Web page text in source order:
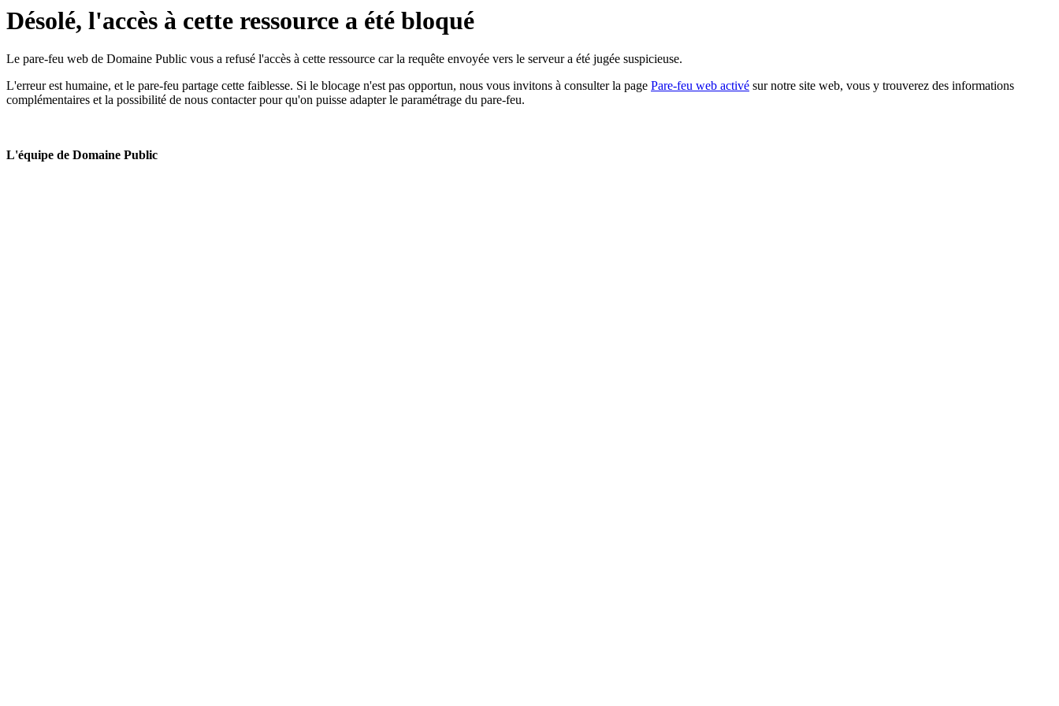
Désolé, l'accès à cette ressource a été bloqué
Le pare-feu web de Domaine Public vous a refusé l'accès à cette ressource car la requête envoyée vers le serveur a été jugée suspicieuse.
L'erreur est humaine, et le pare-feu partage cette faiblesse. Si le blocage n'est pas opportun, nous vous invitons à consulter la page Pare-feu web activé sur notre site web, vous y trouverez des informations
complémentaires et la possibilité de nous contacter pour qu'on puisse adapter le paramétrage du pare-feu.
L'équipe de Domaine Public